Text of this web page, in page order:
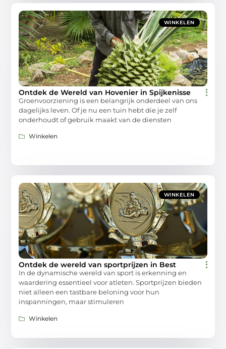
WINKELEN
Ontdek de Wereld van Hovenier in Spijkenisse
Groenvoorziening is een belangrijk onderdeel van ons
dagelijks leven. Of je nu een tuin hebt die je zelf
onderhoudt of gebruik maakt van de diensten
Winkelen
WINKELEN
Ontdek de wereld van sportprijzen in Best
In de dynamische wereld van sport is erkenning en
waardering essentieel voor atleten. Sportprijzen bieden
niet alleen een tastbare beloning voor hun
inspanningen, maar stimuleren
Winkelen